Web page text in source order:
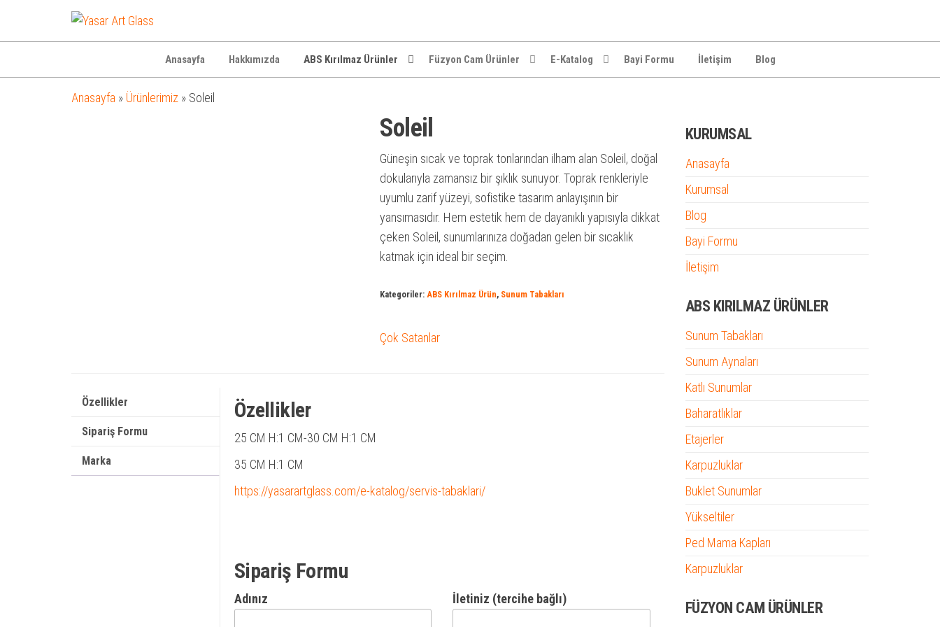
Art
Glass
Anasayfa Hakkımızda ABS Kırılmaz Ürünler Füzyon Cam Ürünler E-Katalog Bayi Formu İletişim Blog
Anasayfa » Ürünlerimiz » Soleil
Soleil
Güneşin sıcak ve toprak tonlarından ilham alan Soleil, doğal
dokularıyla zamansız bir şıklık sunuyor. Toprak renkleriyle
uyumlu zarif yüzeyi, sofistike tasarım anlayışının bir
yansımasıdır. Hem estetik hem de dayanıklı yapısıyla dikkat
çeken Soleil, sunumlarınıza doğadan gelen bir sıcaklık
katmak için ideal bir seçim.
Kategoriler: ABS Kırılmaz Ürün, Sunum Tabakları
Çok Satanlar
Özellikler
Sipariş Formu
Marka
Özellikler
25 CM H:1 CM-30 CM H:1 CM
35 CM H:1 CM
https://yasarartglass.com/e-katalog/servis-tabaklari/
Sipariş Formu
Adınız İletiniz (tercihe bağlı)
KURUMSAL
Anasayfa
Kurumsal
Blog
Bayi Formu
İletişim
ABS KIRILMAZ ÜRÜNLER
Sunum Tabakları
Sunum Aynaları
Katlı Sunumlar
Baharatlıklar
Etajerler
Karpuzluklar
Buklet Sunumlar
Yükseltiler
Ped Mama Kapları
Karpuzluklar
FÜZYON CAM ÜRÜNLER